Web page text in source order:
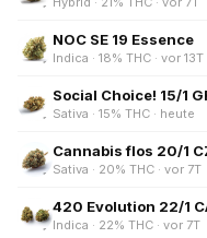
NOC SE 19 Essence
Indica · 18% THC · vor 13T
Social Choice! 15/1
Sativa · 15% THC · heute
Cannabis flos 20/1
Sativa · 20% THC · vor 7T
420 Evolution 22/1
Indica · 22% THC · vor 7T